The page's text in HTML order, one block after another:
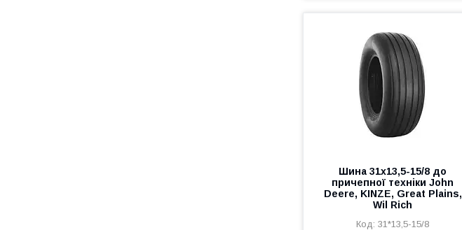
Шина 31х13,5-15/8 до
причепної техніки John
Deere, KINZE, Great Plains,
Wil Rich
31*13,5-15/8